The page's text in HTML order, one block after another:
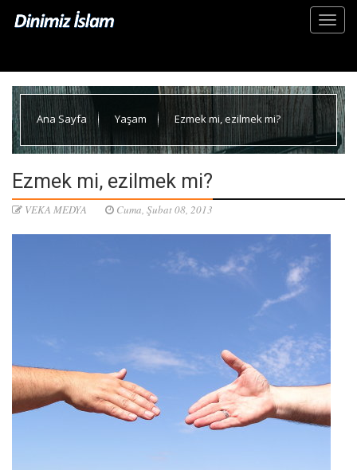
Ana Sayfa Yaşam Ezmek mi, ezilmek mi?
Ezmek mi, ezilmek mi?
VEKA MEDYA Cuma, Şubat 08, 2013